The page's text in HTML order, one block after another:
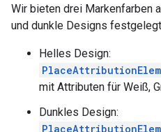
Wir bieten drei Markenfarben
und dunkle Designs
Helles Design:
mit Attributen für Weiß,
Dunkles Design: